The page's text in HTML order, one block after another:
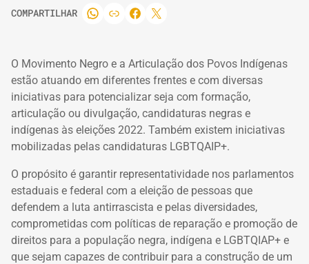
COMPARTILHAR
O Movimento Negro e a Articulação dos Povos Indígenas
estão atuando em diferentes frentes e com diversas
iniciativas para potencializar seja com formação,
articulação ou divulgação, candidaturas negras e
indígenas às eleições 2022. Também existem iniciativas
mobilizadas pelas candidaturas LGBTQAIP+.
O propósito é garantir representatividade nos parlamentos
estaduais e federal com a eleição de pessoas que
defendem a luta antirrascista e pelas diversidades,
comprometidas com políticas de reparação e promoção de
direitos para a população negra, indígena e LGBTQIAP+ e
que sejam capazes de contribuir para a construção de um